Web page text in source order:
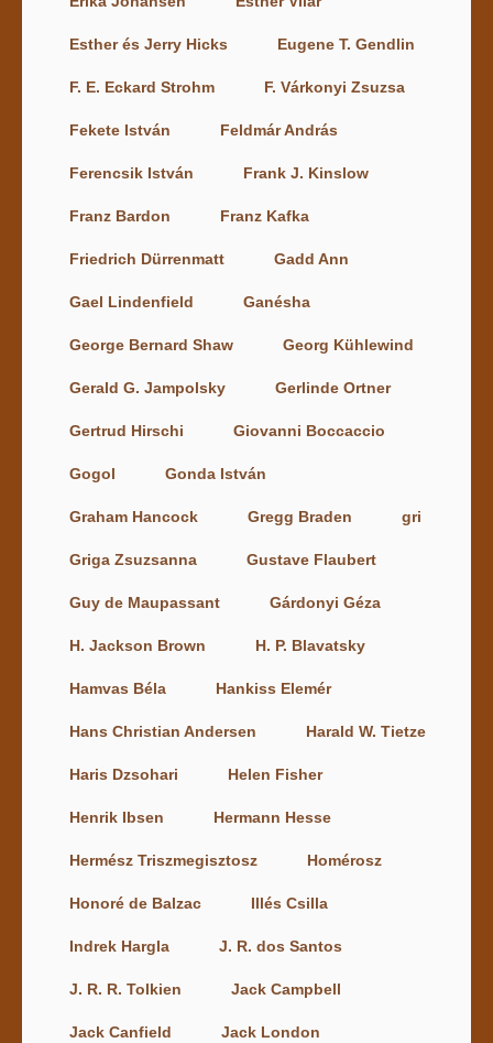
Esther és Jerry Hicks Eugene T. Gendlin
F. E. Eckard Strohm F. Várkonyi Zsuzsa
Fekete István Feldmár András
Ferencsik István Frank J. Kinslow
Franz Bardon Franz Kafka
Friedrich Dürrenmatt Gadd Ann
Gael Lindenfield Ganésha
George Bernard Shaw Georg Kühlewind
Gerald G. Jampolsky Gerlinde Ortner
Gertrud Hirschi Giovanni Boccaccio
Gogol Gonda István
Graham Hancock Gregg Braden gri
Griga Zsuzsanna Gustave Flaubert
Guy de Maupassant Gárdonyi Géza
H. Jackson Brown H. P. Blavatsky
Hamvas Béla Hankiss Elemér
Hans Christian Andersen Harald W. Tietze
Haris Dzsohari Helen Fisher
Henrik Ibsen Hermann Hesse
Hermész Triszmegisztosz Homérosz
Honoré de Balzac Illés Csilla
Indrek Hargla J. R. dos Santos
J. R. R. Tolkien Jack Campbell
Jack Canfield Jack London